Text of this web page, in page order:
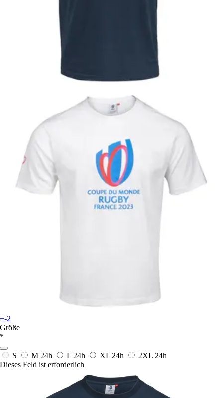
+-2
Größe
*
S M 24h L 24h XL 24h 2XL 24h
Dieses Feld ist erforderlich